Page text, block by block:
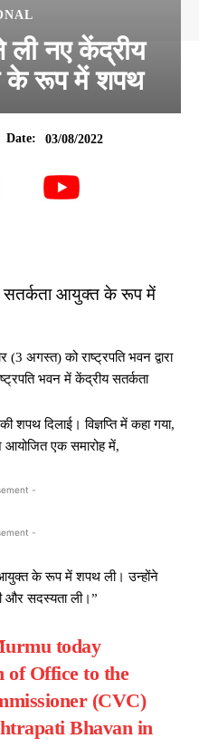
नए केंद्रीय
के रूप में शपथ
Date: 03/08/2022
सतर्कता आयुक्त के रूप में
(3 अगस्त) को राष्ट्रपति भवन द्वारा
भवन में केंद्रीय सतर्कता
दिलाई। विज्ञप्ति में कहा गया,
एक समारोह में,
-
-
के रूप में शपथ ली। उन्होंने
और सदस्यता ली।”
today
of Office to the
(CVC)
Bhavan in